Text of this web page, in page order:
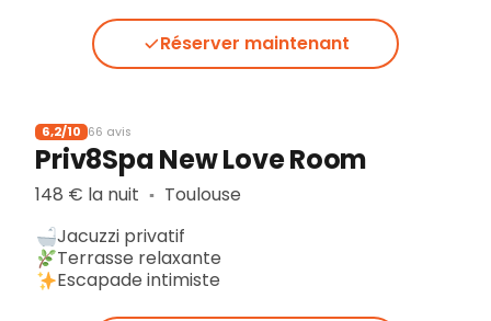
Réserver maintenant
6,2/10 66 avis
Priv8Spa New Love Room
148 € la nuit ▪︎ Toulouse
Jacuzzi privatif
Terrasse relaxante
Escapade intimiste